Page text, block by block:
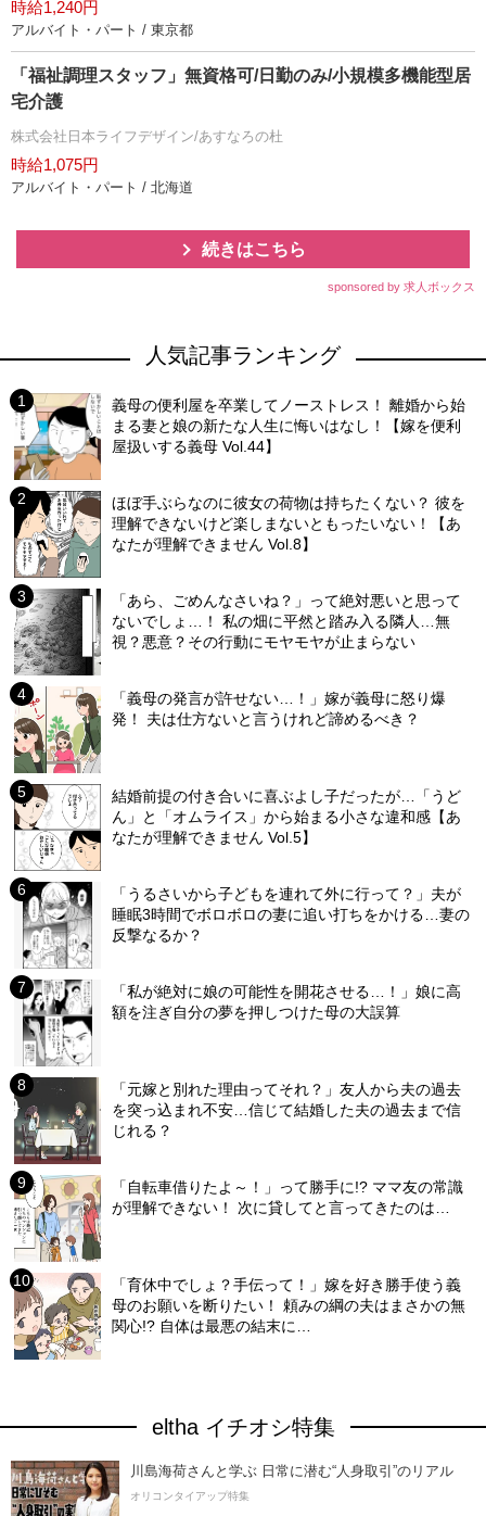
時給1,240円
アルバイト・パート / 東京都
「福祉調理スタッフ」無資格可/日勤のみ/小規模多機能型居
宅介護
株式会社日本ライフデザイン/あすなろの杜
時給1,075円
アルバイト・パート / 北海道
続きはこちら
sponsored by 求人ボックス
人気記事ランキング
義母の便利屋を卒業してノーストレス！ 離婚から始
まる妻と娘の新たな人生に悔いはなし！【嫁を便利
屋扱いする義母 Vol.44】
ほぼ手ぶらなのに彼女の荷物は持ちたくない？ 彼を
理解できないけど楽しまないともったいない！【あ
なたが理解できません Vol.8】
「あら、ごめんなさいね？」って絶対悪いと思って
ないでしょ…！ 私の畑に平然と踏み入る隣人…無
視？悪意？その行動にモヤモヤが止まらない
「義母の発言が許せない…！」嫁が義母に怒り爆
発！ 夫は仕方ないと言うけれど諦めるべき？
結婚前提の付き合いに喜ぶよし子だったが…「うど
ん」と「オムライス」から始まる小さな違和感【あ
なたが理解できません Vol.5】
「うるさいから子どもを連れて外に行って？」夫が
睡眠3時間でボロボロの妻に追い打ちをかける…妻の
反撃なるか？
「私が絶対に娘の可能性を開花させる…！」娘に高
額を注ぎ自分の夢を押しつけた母の大誤算
「元嫁と別れた理由ってそれ？」友人から夫の過去
を突っ込まれ不安…信じて結婚した夫の過去まで信
じれる？
「自転車借りたよ～！」って勝手に!? ママ友の常識
が理解できない！ 次に貸してと言ってきたのは…
「育休中でしょ？手伝って！」嫁を好き勝手使う義
母のお願いを断りたい！ 頼みの綱の夫はまさかの無
関心!? 自体は最悪の結末に…
eltha イチオシ特集
川島海荷さんと学ぶ 日常に潜む“人身取引”のリアル
オリコンタイアップ特集